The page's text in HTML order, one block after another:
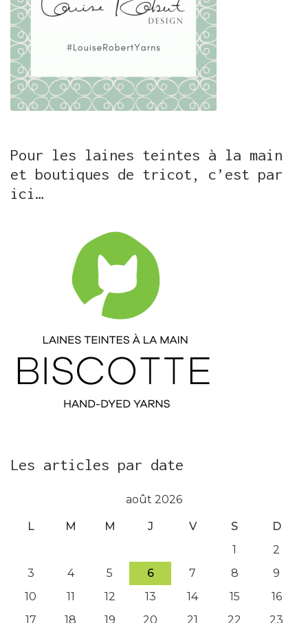
Pour les laines teintes à la main
et boutiques de tricot, c’est par
ici…
Les articles par date
août 2026
L M M J V S
D
1
2
3
4 5 6 7 8
9
10
11 12 13 14 15
16
17
18 19 20 21 22 23